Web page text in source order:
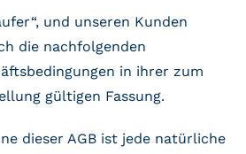
und unseren Kunden
die nachfolgenden
in ihrer zum
gültigen Fassung.
dieser AGB ist jede natürliche